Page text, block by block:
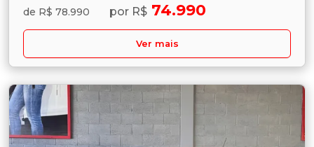
de R$ 78.990 por R$ 74.990
Ver mais